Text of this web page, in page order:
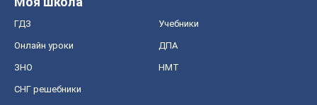
ГДЗ Учебники
Онлайн уроки ДПА
ЗНО НМТ
СНГ решебники